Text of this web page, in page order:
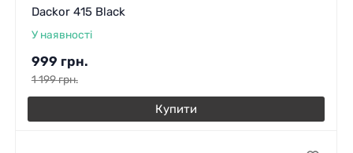
Dackor 415 Black
У наявності
999 грн.
1 199грн.
Купити